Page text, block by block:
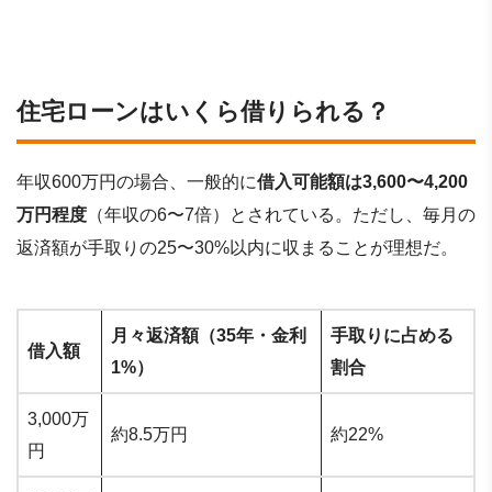
住宅ローンはいくら借りられる？
年収600万円の場合、一般的に借入可能額は3,600〜4,200
万円程度 （年収の6〜7倍）とされている。ただし、毎月の
返済額が手取りの25〜30%以内に収まることが理想だ。
借入額
月々返済額（35年・金利
1%）
手取りに占める
割合
3,000万
円
約8.5万円 約22%